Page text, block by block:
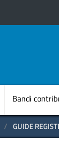
Bandi
GUIDE